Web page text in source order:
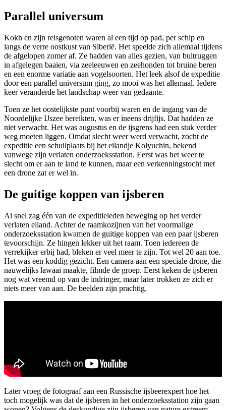
Parallel universum
Kokh en zijn reisgenoten waren al een tijd op pad, per schip en
langs de verre oostkust van Siberië. Het speelde zich allemaal tijdens
de afgelopen zomer af. Ze hadden van alles gezien, van bultruggen
in afgelegen baaien, via zeeleeuwen en zeehonden tot bruine beren
en een enorme variatie aan vogelsoorten. Het leek alsof de expeditie
door een parallel universum ging, zo mooi was het allemaal. Iedere
keer veranderde het landschap weer van gedaante.
Toen ze het oostelijkste punt voorbij waren en de ingang van de
Noordelijke IJszee bereikten, was er ineens drijfijs. Dat hadden ze
niet verwacht. Het was augustus en de ijsgrens had een stuk verder
weg moeten liggen. Omdat slecht weer werd verwacht, zocht de
expeditie een schuilplaats bij het eilandje Kolyuchin, bekend
vanwege zijn verlaten onderzoeksstation. Eerst was het weer te
slecht om er aan te land te kunnen, maar een verkenningstocht met
een drone zat er wel in.
De guitige koppen van ijsberen
Al snel zag één van de expeditieleden beweging op het verder
verlaten eiland. Achter de raamkozijnen van het voormalige
onderzoeksstation kwamen de guitige koppen van een paar ijsberen
tevoorschijn. Ze hingen lekker uit het raam. Toen iedereen de
verrekijker erbij had, bleken er veel meer te zijn. Tot wel 20 aan toe.
Het was een koddig gezicht. Een camera aan een speciale drone, die
nauwelijks lawaai maakte, filmde de groep. Eerst keken de ijsberen
nog wat vreemd op van de indringer, maar later trokken ze zich er
niets meer van aan. De beelden zijn prachtig.
Later vroeg de fotograaf aan een Russische ijsbeerexpert hoe het
toch mogelijk was dat de ijsberen in het onderzoeksstation zijn gaan